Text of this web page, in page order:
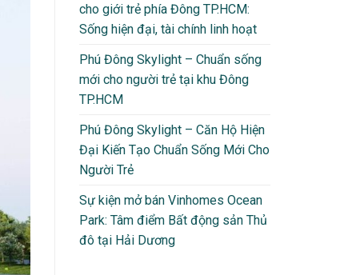
cho giới trẻ phía Đông TP.HCM:
Sống hiện đại, tài chính linh hoạt
Phú Đông Skylight – Chuẩn sống
mới cho người trẻ tại khu Đông
TP.HCM
Phú Đông Skylight – Căn Hộ Hiện
Đại Kiến Tạo Chuẩn Sống Mới Cho
Người Trẻ
Sự kiện mở bán Vinhomes Ocean
Park: Tâm điểm Bất động sản Thủ
đô tại Hải Dương